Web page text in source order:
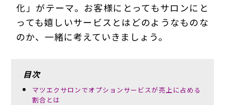
化」がテーマ。お客様にとってもサロンにと
っても嬉しいサービスとはどのようなものな
のか、一緒に考えていきましょう。
目次
マツエクサロンでオプションサービスが売上に占める
割合とは